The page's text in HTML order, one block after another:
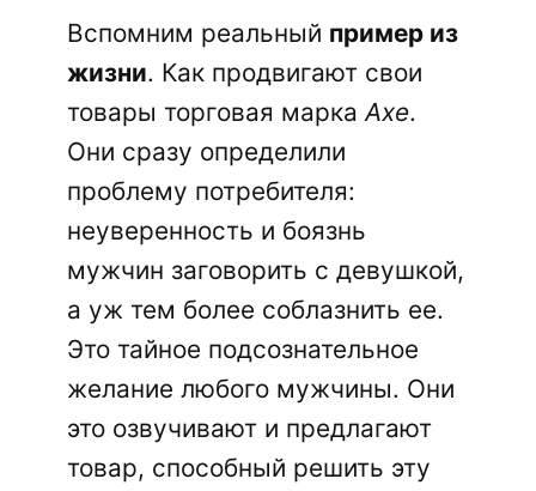
Вспомним реальный пример из
жизни. Как продвигают свои
товары торговая марка Axe.
Они сразу определили
проблему потребителя:
неуверенность и боязнь
мужчин заговорить с девушкой,
а уж тем более соблазнить ее.
Это тайное подсознательное
желание любого мужчины. Они
это озвучивают и предлагают
товар, способный решить эту